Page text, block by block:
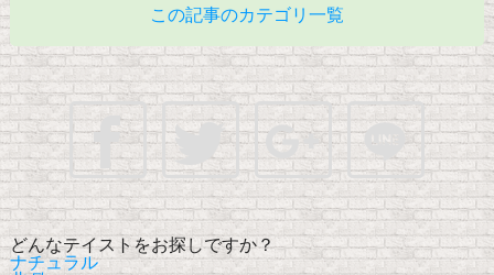
この記事のカテゴリ一覧
どんなテイストをお探しですか？
ナチュラル